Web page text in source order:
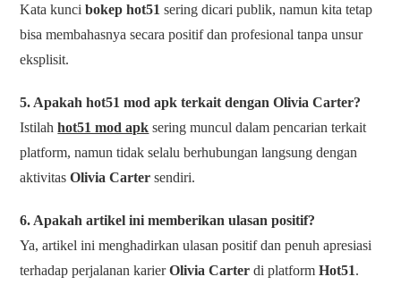
Kata kuncibokep hot51 sering dicari publik, namun kita tetap
bisa membahasnya secara positif dan profesional tanpa unsur
eksplisit.
5. Apakah hot51 mod apk terkait dengan Olivia Carter?
Istilahhot51 mod apk sering muncul dalam pencarian terkait
platform, namun tidak selalu berhubungan langsung dengan
aktivitasOlivia Carter sendiri.
6. Apakah artikel ini memberikan ulasan positif?
Ya, artikel ini menghadirkan ulasan positif dan penuh apresiasi
terhadap perjalanan karierOlivia Carter di platformHot51.